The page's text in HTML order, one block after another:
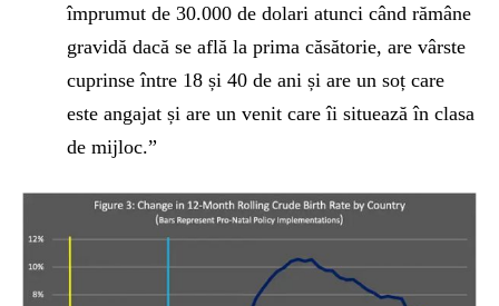
împrumut de 30.000 de dolari atunci când rămâne
gravidă dacă se află la prima căsătorie, are vârste
cuprinse între 18 și 40 de ani și are un soț care
este angajat și are un venit care îi situează în clasa
de mijloc.”